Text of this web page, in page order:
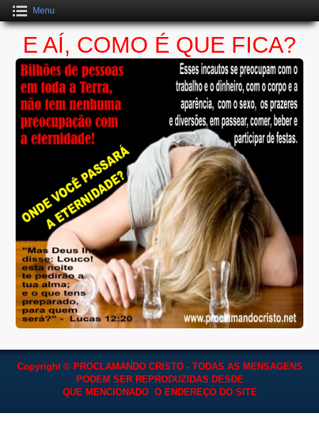
Menu
E AÍ, COMO É QUE FICA?
Copyright © PROCLAMANDO CRISTO - TODAS AS MENSAGENS
PODEM SER REPRODUZIDAS DESDE
QUE MENCIONADO O ENDEREÇO DO SITE